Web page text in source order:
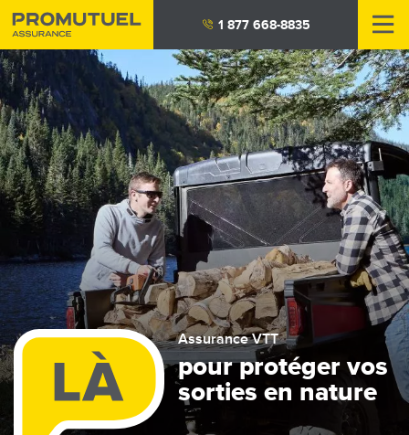
Aller
au
contenu
principal
1 877 668-8835
Assurance VTT
Là
pour protéger vos
sorties en nature